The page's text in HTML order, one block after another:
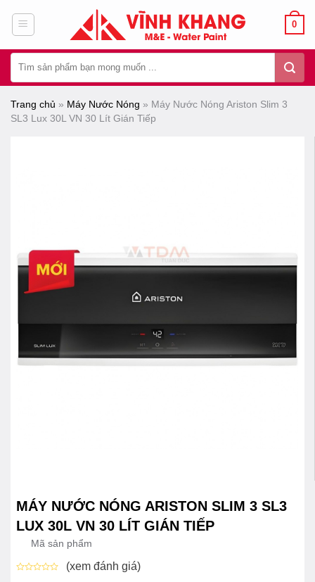
dung
0
kiếm:
Trang chủ » Máy Nước Nóng » Máy Nước Nóng Ariston Slim 3
SL3 Lux 30L VN 30 Lít Gián Tiếp
MÁY NƯỚC NÓNG ARISTON SLIM 3 SL3
LUX 30L VN 30 LÍT GIÁN TIẾP
Mã sản phẩm
(xem đánh giá)